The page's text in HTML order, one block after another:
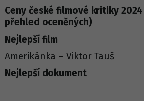
Ceny české filmové kritiky
přehled oceněných)
Nejlepší film
Amerikánka – Viktor Tauš
Nejlepší dokument